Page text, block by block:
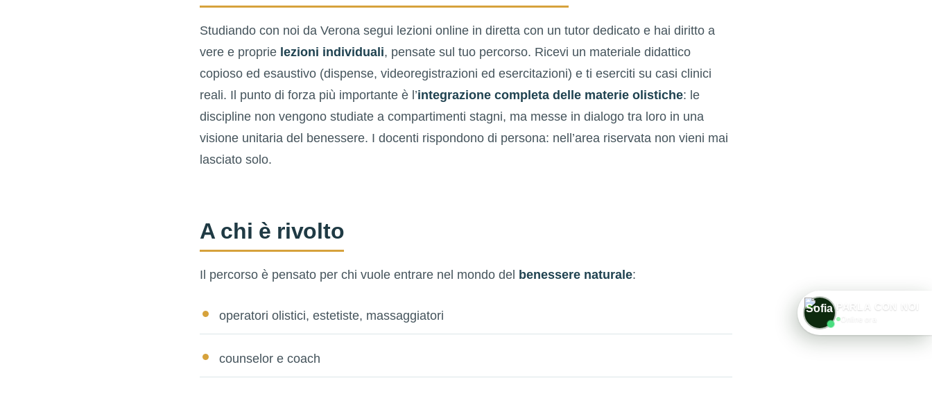
Studiando con noi da Verona segui lezioni online in diretta con un tutor dedicato e hai diritto a
vere e proprie lezioni individuali, pensate sul tuo percorso. Ricevi un materiale didattico
copioso ed esaustivo (dispense, videoregistrazioni ed esercitazioni) e ti eserciti su casi clinici
reali. Il punto di forza più importante è l’integrazione completa delle materie olistiche: le
discipline non vengono studiate a compartimenti stagni, ma messe in dialogo tra loro in una
visione unitaria del benessere. I docenti rispondono di persona: nell’area riservata non vieni mai
lasciato solo.
A chi è rivolto
Il percorso è pensato per chi vuole entrare nel mondo del benessere naturale:
operatori olistici, estetiste, massaggiatori
counselor e coach
PARLA CON NOI
Online ora